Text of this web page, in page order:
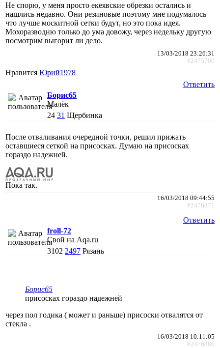
Не спорю, у меня просто екеявские обрезки остались и
нашлись недавно. Они резиновые поэтому мне подумалось
что лучше москитной сетки будут, но это пока идея.
Мохоразводню только до ума довожу, через недельку другую
посмотрим выгорит ли дело.
13/03/2018 23:26:31
#2475700
Нравится Юрий1978
Ответить
Борис65
Малёк
24 31 Щербинка
После отваливания очередной точки, решил прижать
оставшиеся сеткой на присосках. Думаю на присосках
гораздо надежней.
Пока так.
16/03/2018 09:44:55
#2476871
Ответить
froll-72
Свой на Aqa.ru
3102 2497 Рязань
Борис65
присосках гораздо надежней
через пол годика ( может и раньше) присоски отвалятся от
стекла .
16/03/2018 10:11:05
#2476886